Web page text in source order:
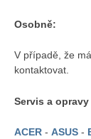
Osobně:
V případě, že
kontaktovat.
Servis a
ACER - ASUS -